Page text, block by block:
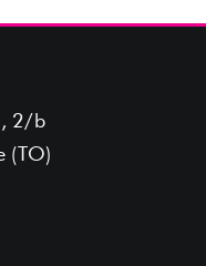
2/b
(TO)